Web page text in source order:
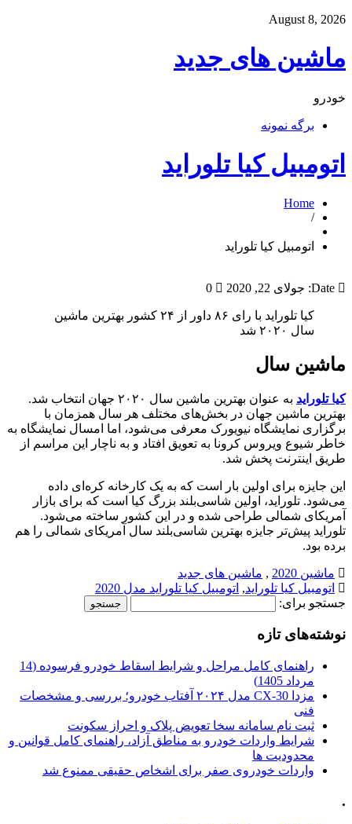
August 8, 2026
ماشین های جدید
خودرو
برگه نمونه
اتومبیل کیا تلوراید
Home
/
اتومبیل کیا تلوراید
Date: جولای 22, 2020 0
کیا تلوراید با رای ۸۶ داور از ۲۴ کشور بهترین ماشین
سال ۲۰۲۰ شد
ماشین سال
کیا تلوراید
به عنوان بهترین ماشین سال ۲۰۲۰ جهان انتخاب شد.
بهترین ماشین جهان در بخش‌های مختلف هر سال همزمان با
برگزاری نمایشگاه نیویورک معرفی می‌شود، اما امسال نمایشگاه به
خاطر شیوع ویروس کرونا به تعویق افتاد و به ناچار این مراسم از
طریق اینترنت پخش شد.
این جایزه برای اولین بار است که به یک کارخانه کره‌ای داده
می‌شود. تلوراید، اولین شاسی‌بلند بزرگ کیا است که برای بازار
آمریکای شمالی طراحی شده و در این کشور ساخته می‌شود.
تلوراید پیش‌تر جایزه بهترین شاسی‌بلند سال آمریکای شمالی را هم
برده بود.
ماشین 2020 , ماشین های جدید
اتومبیل کیا تلوراید, اتومبیل کیا تلوراید مدل 2020
جستجو برای:
نوشته‌های تازه
راهنمای کامل مراحل و شرایط اسقاط خودرو فرسوده (14
مرداد 1405)
مزدا CX-30 مدل ۲۰۲۴ آفتاب خودرو؛ بررسی و مشخصات
فنی
ثبت نام سامانه سخا تعویض پلاک و احراز سکونت
شرایط واردات خودرو به مناطق آزاد، راهنمای کامل قوانین و
محدودیت ها
واردات خودروی صفر برای اشخاص حقیقی ممنوع شد
.